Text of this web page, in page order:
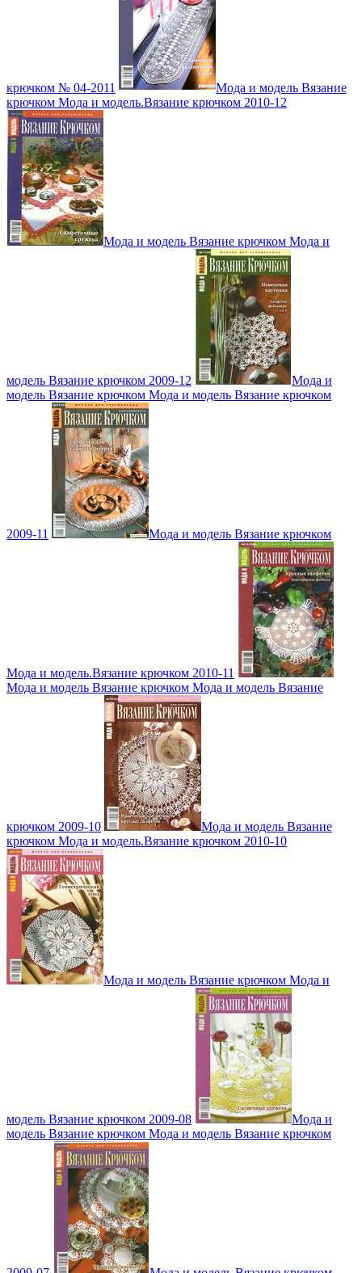
крючком № 04-2011
Мода и модель Вязание
крючком Мода и модель.Вязание крючком 2010-12
Мода и модель Вязание крючком Мода и
модель Вязание крючком 2009-12
Мода и
модель Вязание крючком Мода и модель Вязание крючком
2009-11 Мода и модель Вязание крючком
Мода и модель.Вязание крючком 2010-11
Мода и модель Вязание крючком Мода и модель Вязание
крючком 2009-10
Мода и модель Вязание
крючком Мода и модель.Вязание крючком 2010-10
Мода и модель Вязание крючком Мода и
модель Вязание крючком 2009-08
Мода и
модель Вязание крючком Мода и модель Вязание крючком